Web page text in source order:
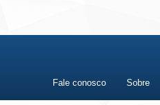
Fale conosco Sobre